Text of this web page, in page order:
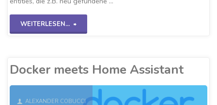
WEITERLESEN...
"HACS
Docker meets Home Assistant
ALEXANDER COBUCCI